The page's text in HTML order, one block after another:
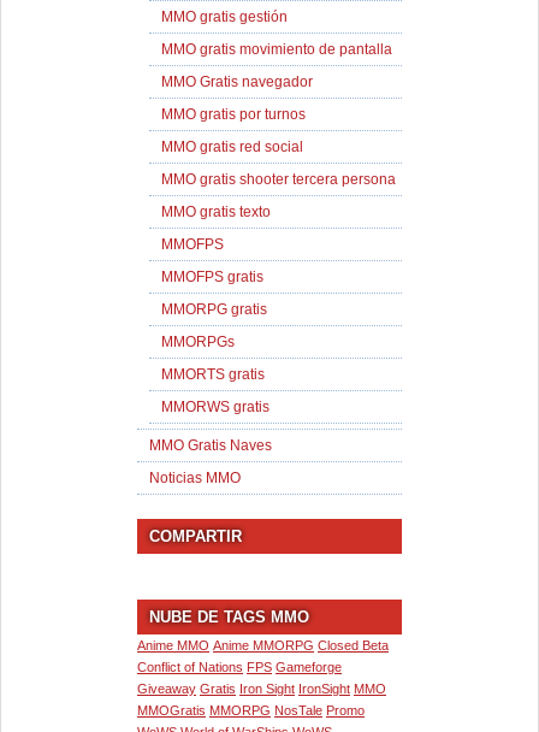
MMO gratis gestión
MMO gratis movimiento de pantalla
MMO Gratis navegador
MMO gratis por turnos
MMO gratis red social
MMO gratis shooter tercera persona
MMO gratis texto
MMOFPS
MMOFPS gratis
MMORPG gratis
MMORPGs
MMORTS gratis
MMORWS gratis
MMO Gratis Naves
Noticias MMO
COMPARTIR
NUBE DE TAGS MMO
Anime MMO Anime MMORPG Closed Beta
Conflict of Nations FPS Gameforge
Giveaway Gratis Iron Sight IronSight MMO
MMOGratis MMORPG NosTale Promo